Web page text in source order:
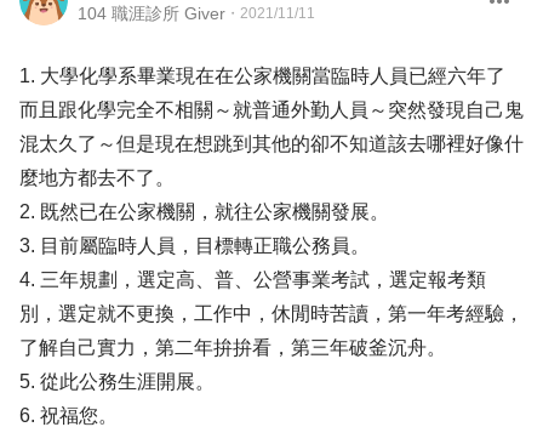
104 職涯診所 Giver ・ 2021/11/11
1. 大學化學系畢業現在在公家機關當臨時人員已經六年了
而且跟化學完全不相關～就普通外勤人員～突然發現自己鬼
混太久了～但是現在想跳到其他的卻不知道該去哪裡好像什
麼地方都去不了。
2. 既然已在公家機關，就往公家機關發展。
3. 目前屬臨時人員，目標轉正職公務員。
4. 三年規劃，選定高、普、公營事業考試，選定報考類
別，選定就不更換，工作中，休閒時苦讀，第一年考經驗，
了解自己實力，第二年拚拚看，第三年破釜沉舟。
5. 從此公務生涯開展。
6. 祝福您。